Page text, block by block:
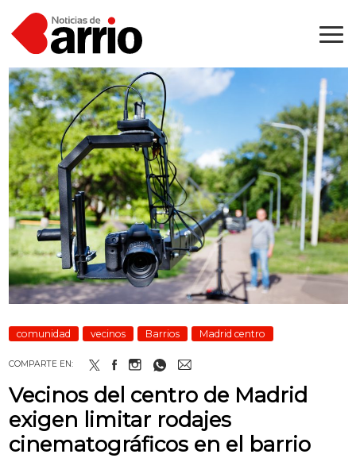
comunidad vecinos Barrios Madrid centro
COMPARTE EN:
Vecinos del centro de Madrid
exigen limitar rodajes
cinematográficos en el barrio